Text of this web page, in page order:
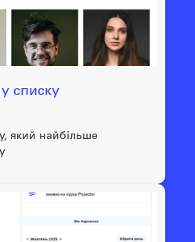
списку
який найбільше